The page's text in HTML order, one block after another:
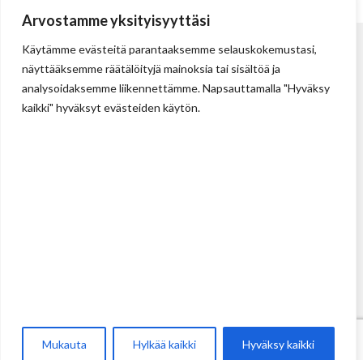
Arvostamme yksityisyyttäsi
Käytämme evästeitä parantaaksemme selauskokemustasi,
näyttääksemme räätälöityjä mainoksia tai sisältöä ja
analysoidaksemme liikennettämme. Napsauttamalla "Hyväksy
kaikki" hyväksyt evästeiden käytön.
Mukauta Hylkää kaikki Hyväksy kaikki
Peter Boije af Gennäs
Pyydä tarjous
FI